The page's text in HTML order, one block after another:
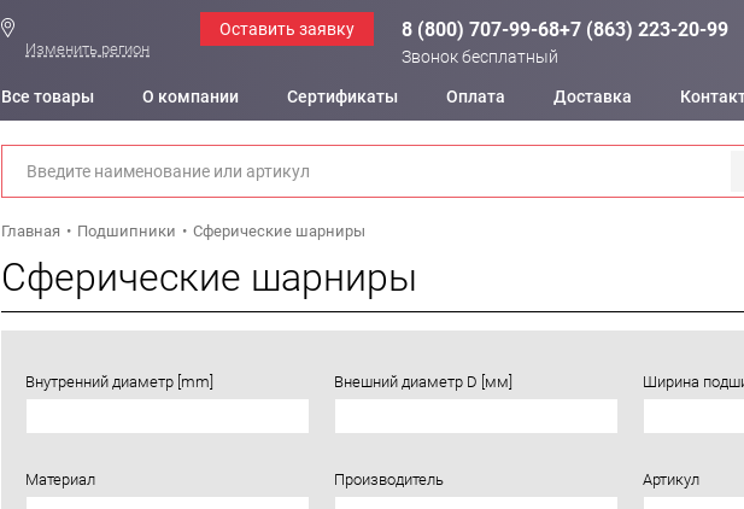
Изменить регион
Оставить заявку 8 (800) 707-99-68+7 (863) 223-20-99
Звонок бесплатный
Все товары О компании Сертификаты Оплата Доставка
Главная Подшипники Сферические шарниры
Сферические шарниры
Внутренний диаметр [mm] Внешний диаметр D [мм] Ширина
Материал Производитель Артикул